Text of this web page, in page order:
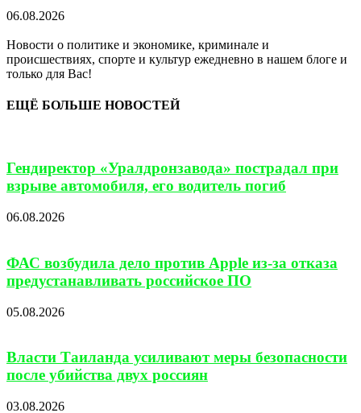
06.08.2026
Новости о политике и экономике, криминале и
происшествиях, спорте и культур ежедневно в нашем блоге и
только для Вас!
ЕЩЁ БОЛЬШЕ НОВОСТЕЙ
Гендиректор «Уралдронзавода» пострадал при
взрыве автомобиля, его водитель погиб
06.08.2026
ФАС возбудила дело против Apple из-за отказа
предустанавливать российское ПО
05.08.2026
Власти Таиланда усиливают меры безопасности
после убийства двух россиян
03.08.2026